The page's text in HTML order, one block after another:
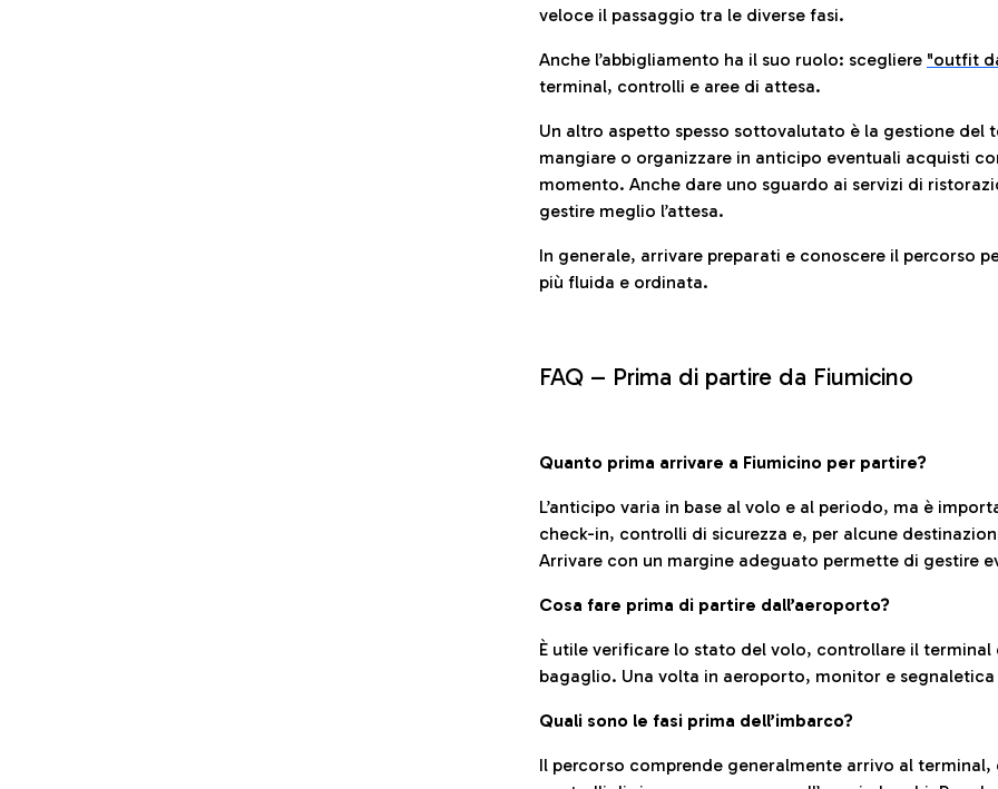
veloce il passaggio tra le diverse fasi.
Anche l’abbigliamento ha il suo ruolo: scegliere "outfit
terminal, controlli e aree di attesa.
Un altro aspetto spesso sottovalutato è la gestione del
mangiare o organizzare in anticipo eventuali acquisti
momento. Anche dare uno sguardo ai servizi di
gestire meglio l’attesa.
In generale, arrivare preparati e conoscere il percorso
più fluida e ordinata.
FAQ – Prima di partire da Fiumicino
Quanto prima arrivare a Fiumicino per partire?
L’anticipo varia in base al volo e al periodo, ma è
check-in, controlli di sicurezza e, per alcune
Arrivare con un margine adeguato permette di gestire
Cosa fare prima di partire dall’aeroporto?
È utile verificare lo stato del volo, controllare il
bagaglio. Una volta in aeroporto, monitor e
Quali sono le fasi prima dell’imbarco?
Il percorso comprende generalmente arrivo al